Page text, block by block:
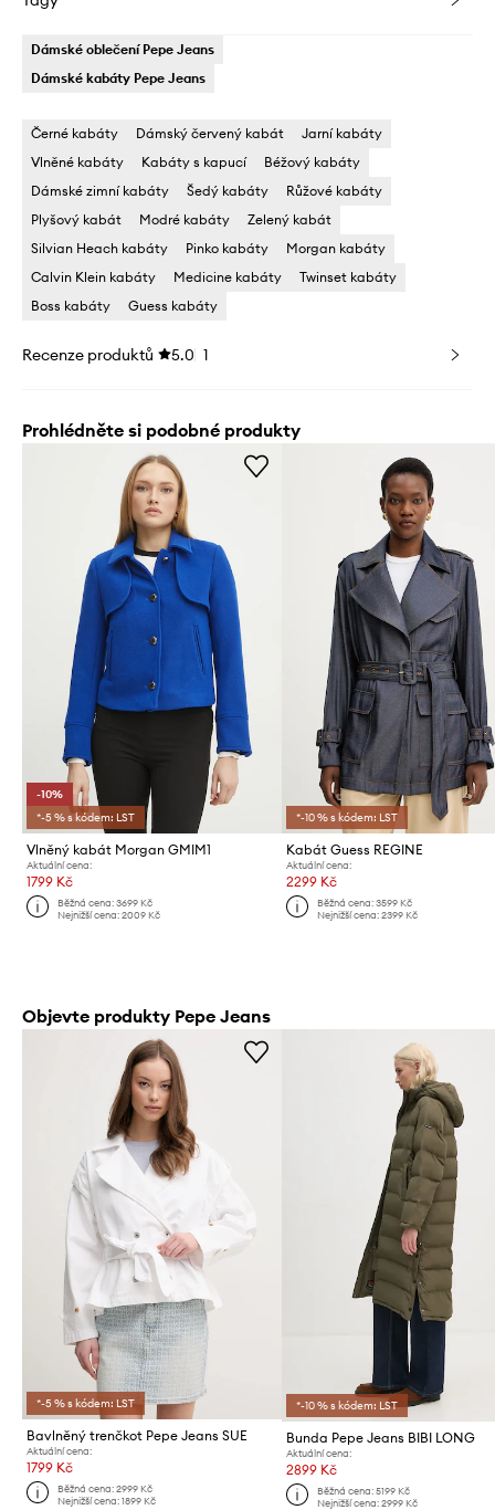
Dámské oblečení Pepe Jeans
Dámské kabáty Pepe Jeans
Černé kabáty Dámský červený kabát
Jarní kabáty
Vlněné kabáty
Kabáty s kapucí
Béžový kabáty
Dámské zimní kabáty
Šedý kabáty
Růžové kabáty
Plyšový kabát
Modré kabáty
Zelený kabát
Silvian Heach kabáty
Pinko kabáty
Morgan kabáty
Calvin Klein kabáty
Medicine kabáty
Twinset kabáty
Boss kabáty
Guess kabáty
Recenze produktů 5.0 1
Prohlédněte si podobné produkty
-10%
*-5 % s kódem: LST
Vlněný kabát Morgan GMIM1
Aktuální cena:
1799 Kč
Běžná cena:3699 Kč
Nejnižší cena:2009 Kč
*-10 % s kódem: LST
Kabát Guess REGINE
Aktuální cena:
2299 Kč
Běžná cena: 3599 Kč
Nejnižší cena: 2399 Kč
Objevte produkty Pepe Jeans
*-5 % s kódem: LST
Bavlněný trenčkot Pepe Jeans SUE
Aktuální cena:
1799 Kč
Běžná cena:2999 Kč
Nejnižší cena:1899 Kč
*-10 % s kódem: LST
Bunda Pepe Jeans BIBI LONG
Aktuální cena:
2899 Kč
Běžná cena: 5199 Kč
Nejnižší cena: 2999 Kč